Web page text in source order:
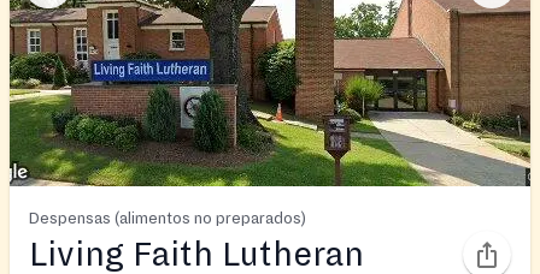
Despensas (alimentos no preparados)
Living Faith Lutheran